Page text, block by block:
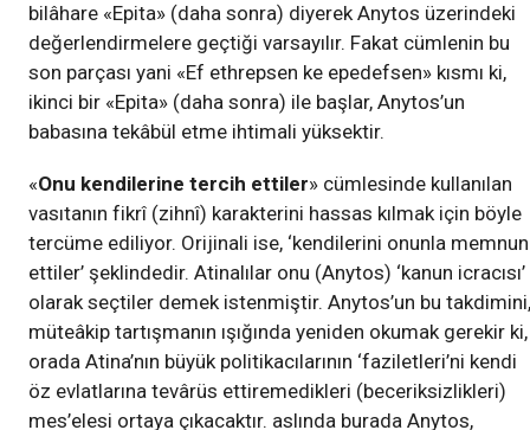
bilâhare «Epita» (daha sonra) diyerek Anytos üzerindeki
değerlendirmelere geçtiği varsayılır. Fakat cümlenin bu
son parçası yani «Ef ethrepsen ke epedefsen» kısmı ki,
ikinci bir «Epita» (daha sonra) ile başlar, Anytos’un
babasına tekâbül etme ihtimali yüksektir.
«Onu kendilerine tercih ettiler» cümlesinde kullanılan
vasıtanın fikrî (zihnî) karakterini hassas kılmak için böyle
tercüme ediliyor. Orijinali ise, ‘kendilerini onunla memnun
ettiler’ şeklindedir. Atinalılar onu (Anytos) ‘kanun icracısı’
olarak seçtiler demek istenmiştir. Anytos’un bu takdimini,
müteâkip tartışmanın ışığında yeniden okumak gerekir ki,
orada Atina’nın büyük politikacılarının ‘faziletleri’ni kendi
öz evlatlarına tevârüs ettiremedikleri (beceriksizlikleri)
mes’elesi ortaya çıkacaktır. aslında burada Anytos,